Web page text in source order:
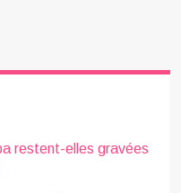
restent-elles gravées